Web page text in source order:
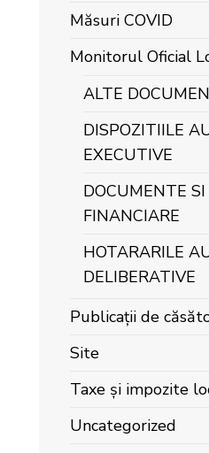
Măsuri COVID
Monitorul Oficial
ALTE
DISPOZITIILE
EXECUTIVE
DOCUMENTE
FINANCIARE
HOTARARILE
DELIBERATIVE
Publicații de
Site
Taxe și impozite
Uncategorized